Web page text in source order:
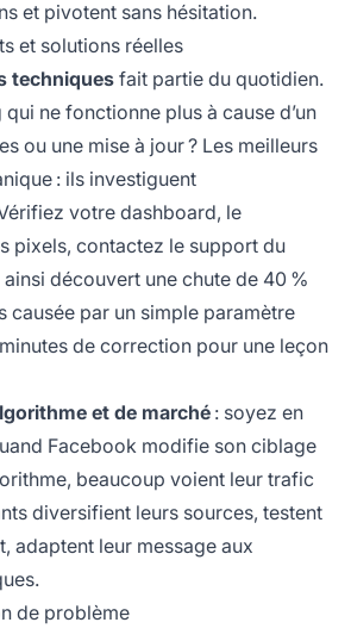
et pivotent sans hésitation.
et solutions réelles
techniquesfait partie du quotidien.
ne fonctionne plus à cause d’un
ou une mise à jour ? Les meilleurs
: ils investiguent
votre dashboard, le
pixels, contactez le support du
découvert une chute de 40 %
causée par un simple paramètre
de correction pour une leçon
et de marché : soyez en
Facebook modifie son ciblage
beaucoup voient leur trafic
diversifient leurs sources, testent
adaptent leur message aux
de problème